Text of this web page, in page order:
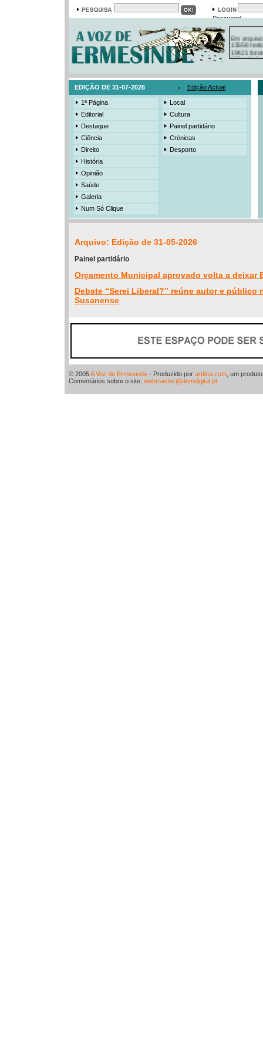
Password
Em arquivo
13558
19421
385
EDIÇÃO DE 31-07-2026 Edição Actual
1ª Página
Editorial
Destaque
Ciência
Direito
História
Opinião
Saúde
Galeria
Num Só Clique
Local
Cultura
Painel partidário
Crónicas
Desporto
Arquivo: Edição de 31-05-2026
Painel partidário
Orçamento Municipal aprovado volta a deixar
Debate “Serei Liberal?” reúne autor e público
Susanense
© 2005A Voz de Ermesinde - Produzido por ardina.com , um
Comentários sobre o site: webmaster@domdigital.pt